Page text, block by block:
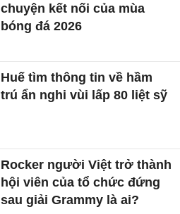
chuyện kết nối của mùa
bóng đá 2026
Huế tìm thông tin về hầm
trú ẩn nghi vùi lấp 80 liệt sỹ
Rocker người Việt trở thành
hội viên của tổ chức đứng
sau giải Grammy là ai?